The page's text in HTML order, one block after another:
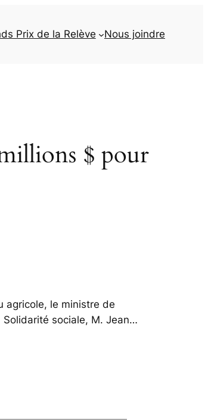
Prix de la Relève Nous joindre
$ pour
agricole, le ministre de
Solidarité sociale, M. Jean…